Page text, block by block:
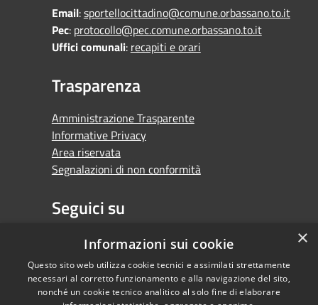
Email:sportellocittadino@comune.orbassano.to.it
Pec: protocollo@pec.comune.orbassano.to.it
Uffici comunali: recapiti e orari
Trasparenza
Amministrazione Trasparente
Informative Privacy
Area riservata
Segnalazioni di non conformità
Seguici su
FacebookYoutubeWhatsapp ×
Informazioni sui cookie
Questo sito web utilizza cookie tecnici e assimilati strettamente
necessari al corretto funzionamento e alla navigazione del sito,
nonché un cookie tecnico analitico al solo fine di elaborare